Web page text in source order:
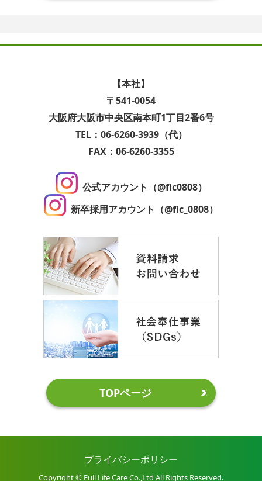
【本社】
〒541-0054
大阪府大阪市中央区南本町1丁目2番6号
TEL：06-6260-3939（代）
FAX：06-6260-3355
公式アカウント（@flc0808）
新卒採用アカウント（@flc_0808）
TOPページ
プライバシーポリシー
Copyright © Full Life Care Co.,Ltd All Rights Reserved.